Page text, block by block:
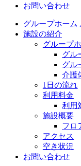
お問い合わせ
グループホーム
施設の紹介
グループ
グル
グル
介護
1日の流れ
利用料金
利用
施設概要
フロ
アクセス
空き状況
お問い合わせ